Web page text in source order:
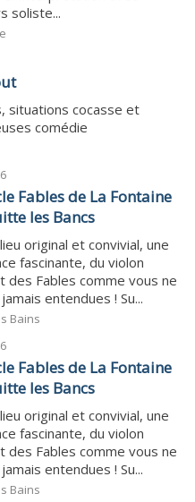
soliste...
situations cocasse et
comédie
Fables de La Fontaine
les Bancs
original et convivial, une
fascinante, du violon
des Fables comme vous ne
entendues ! Su...
Bains
Fables de La Fontaine
les Bancs
original et convivial, une
fascinante, du violon
des Fables comme vous ne
entendues ! Su...
Bains